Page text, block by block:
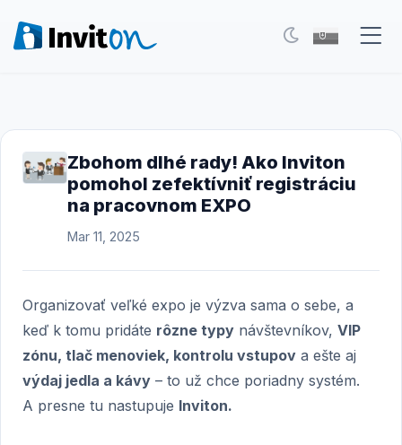
Blog
Eventy
Prepnúť na tmavý režim
Prihlásenie
Zbohom dlhé rady! Ako Inviton
pomohol zefektívniť registráciu
na pracovnom EXPO
Mar 11, 2025
Organizovať veľké expo je výzva sama o sebe, a
keď k tomu pridáte rôzne typy návštevníkov, VIP
zónu, tlač menoviek, kontrolu vstupov a ešte aj
výdaj jedla a kávy – to už chce poriadny systém.
A presne tu nastupuje Inviton.